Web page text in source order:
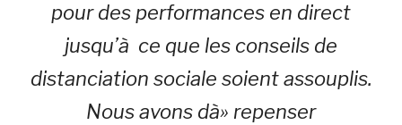
pour des performances en direct
jusqu’à ce que les conseils de
distanciation sociale soient assouplis.
Nous avons dà» repenser